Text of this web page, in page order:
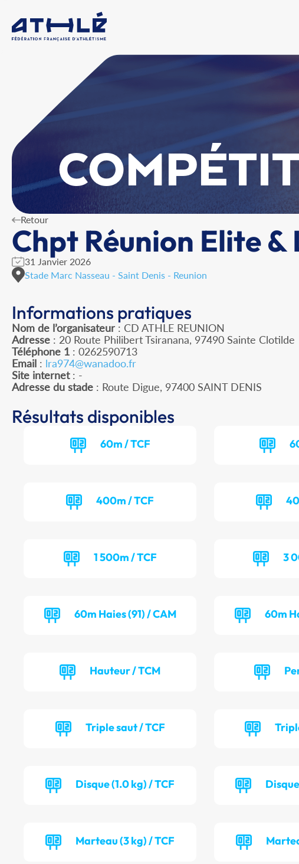
Retour
Chpt Réunion Elite &
31 Janvier 2026
Stade Marc Nasseau - Saint Denis - Reunion
Informations pratiques
Nom de l’organisateur : CD ATHLE REUNION
Adresse : 20 Route Philibert Tsiranana, 97490 Sainte Clotilde
Téléphone 1 : 0262590713
Email : lra974@wanadoo.fr
Site internet: -
Adresse du stade : Route Digue, 97400 SAINT DENIS
Résultats disponibles
60m / TCF
400m / TCF
1 500m / TCF 3
60m Haies (91) / CAM 60m
Hauteur / TCM
Triple saut / TCF
Disque (1.0 kg) / TCF
Marteau (3 kg) / TCF